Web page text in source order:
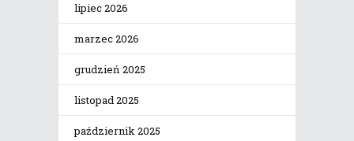
lipiec 2026
marzec 2026
grudzień 2025
listopad 2025
październik 2025